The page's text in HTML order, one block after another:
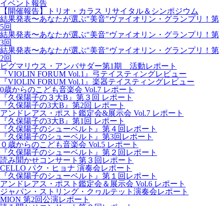
イベント報告
【開催報告】トリオ・カラス リサイタル＆シンポジウム
結果発表〜あなたが選ぶ"美音"ヴァイオリン・グランプリ！第
5回
結果発表〜あなたが選ぶ"美音"ヴァイオリン・グランプリ！第
3回
結果発表〜あなたが選ぶ"美音"ヴァイオリン・グランプリ！第
2回
ピグマリウス・アンバサダー第1期 活動レポート
『VIOLIN FORUM Vol.1』弓テイスティングレビュー
『VIOLIN FORUM Vol.1』楽器テイスティングレビュー
0歳からのこども音楽会 Vol.7 レポート
『久保陽子の３大B』第３回 レポート
『久保陽子の3大B』第2回 レポート
アンドレアス・ポスト鑑定会&展示会 Vol.7 レポート
『久保陽子の3大B』第1回 レポート
『久保陽子のシューベルト』第４回レポート
『久保陽子のシューベルト』第3回レポート
０歳からのこども音楽会 Vol.5 レポート
『久保陽子のシューベルト』第２回レポート
読み聞かせコンサート第３回レポート
CELLO パク・ヒョナ 演奏会レポート
『久保陽子のシューベルト』第１回レポート
アンドレアス・ポスト鑑定会＆展示会 Vol.6 レポート
ジャパン・ストリング・クヮルテット演奏会レポート
MION 第2回公演レポート